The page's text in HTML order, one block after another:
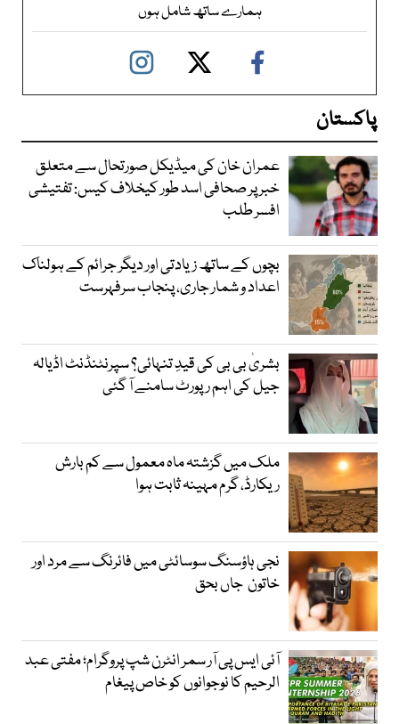
ہمارے ساتھ شامل ہوں
پاکستان
عمران خان کی میڈیکل صورتحال سے متعلق
خبر پر صحافی اسد طور کیخلاف کیس: تفتیشی
افسر طلب
بچوں کے ساتھ زیادتی اور دیگر جرائم کے ہولناک
اعداد و شمار جاری، پنجاب سرفہرست
بشریٰ بی بی کی قیدِ تنہائی؟ سپرنٹنڈنٹ اڈیالہ
جیل کی اہم رپورٹ سامنے آ گئی
ملک میں گزشتہ ماہ معمول سے کم بارش
ریکارڈ، گرم مہینہ ثابت ہوا
نجی ہاؤسنگ سوسائٹی میں فائرنگ سے مرد اور
خاتون جاں بحق
آئی ایس پی آر سمر انٹرن شپ پروگرام؛ مفتی عبد
الرحیم کا نوجوانوں کو خاص پیغام